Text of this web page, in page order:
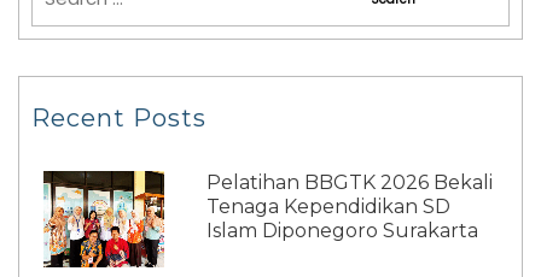
Recent Posts
Pelatihan BBGTK 2026 Bekali
Tenaga Kependidikan SD
Islam Diponegoro Surakarta